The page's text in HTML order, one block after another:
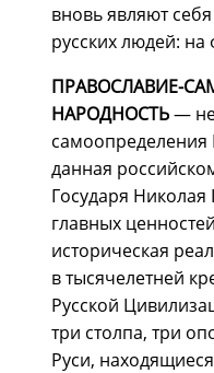
вновь являют
русских людей: на
ПРАВОСЛАВИЕ-
НАРОДНОСТЬ—
самоопределения
данная
Государя Николая
главных
историческая
в тысячелетней
Русской
три столпа, три
Руси,